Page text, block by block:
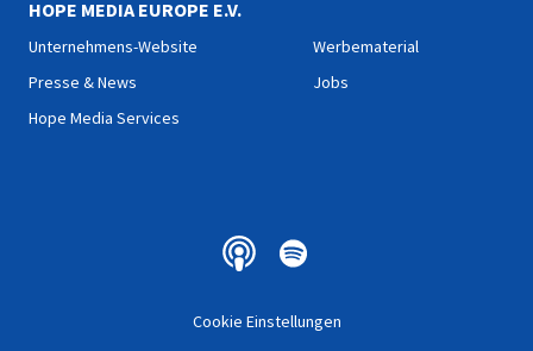
HOPE MEDIA EUROPE E.V.
Unternehmens-Website
Presse & News
Hope Media Services
Werbematerial
Jobs
Cookie Einstellungen